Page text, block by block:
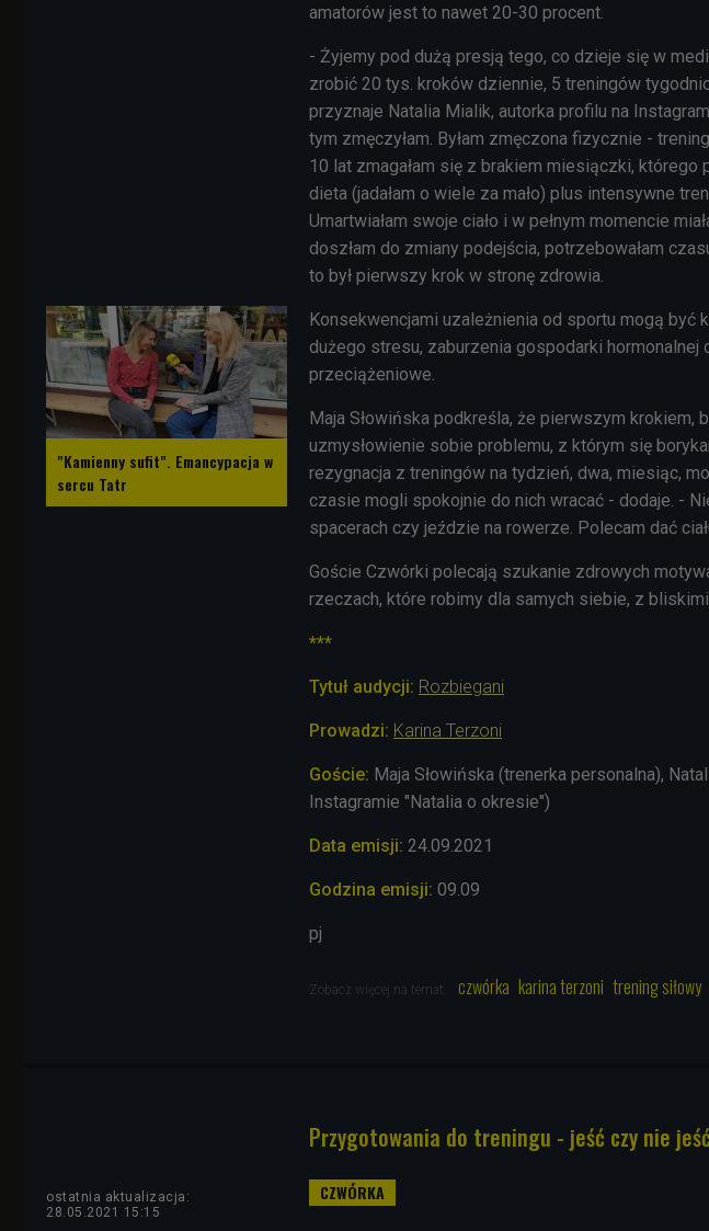
amatorów jest to nawet 20-30 procent.
- Żyjemy pod dużą presją tego, co dzieje się w
zrobić 20 tys. kroków dziennie, 5 treningów
przyznaje Natalia Mialik, autorka profilu na
tym zmęczyłam. Byłam zmęczona fizycznie -
10 lat zmagałam się z brakiem miesiączki, którego
dieta (jadałam o wiele za mało) plus intensywne
Umartwiałam swoje ciało i w pełnym momencie
doszłam do zmiany podejścia, potrzebowałam
to był pierwszy krok w stronę zdrowia.
"Kamienny sufit". Emancypacja w
sercu Tatr
Konsekwencjami uzależnienia od sportu mogą być
dużego stresu, zaburzenia gospodarki hormonalnej
przeciążeniowe.
Maja Słowińska podkreśla, że pierwszym krokiem,
uzmysłowienie sobie problemu, z którym się
rezygnacja z treningów na tydzień, dwa, miesiąc,
czasie mogli spokojnie do nich wracać - dodaje. -
spacerach czy jeździe na rowerze. Polecam dać
Goście Czwórki polecają szukanie zdrowych
rzeczach, które robimy dla samych siebie, z
***
Tytuł audycji: Rozbiegani
Prowadzi: Karina Terzoni
Goście: Maja Słowińska (trenerka personalna),
Instagramie "Natalia o okresie")
Data emisji: 24.09.2021
Godzina emisji: 09.09
pj
Zobacz więcej na temat: czwórka karina terzoni trening siłowy
Przygotowania do treningu - jeść czy nie
ostatnia aktualizacja:
28.05.2021 15:15